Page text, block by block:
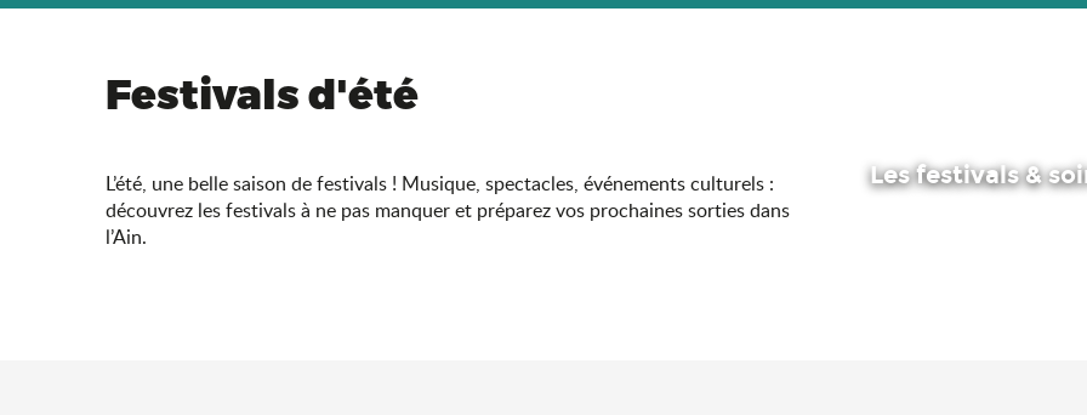
Festivals d'été
L’été, une belle saison de festivals ! Musique, spectacles, événements culturels :
découvrez les festivals à ne pas manquer et préparez vos prochaines sorties dans
l’Ain.
Les festivals &